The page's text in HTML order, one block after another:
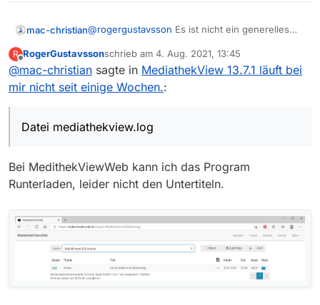
mac-christian@rogergustavsson Es ist nicht ein generelles
markierten Film (der Mindelheimer Klettersteig)
sowohl in der “niedrigen” wie auch in der
“höchsten” Auflösung runterladen. Es liegt also
nicht an MV und auch nicht am Sender.
Vermutlich hast du irgend einen Fehler in deinen
Einstellungen.
Gibt es - ausser der Meldung “fehlerharf” -
(die findest du im Ordner .mediathek3 in
R RogerGustavssonschrieb am 4. Aug. 2021, 13:45
zuletzt editiert von
@mac-christian sagte in MediathekView 13.7.1 läuft bei
mir nicht seit einige Wochen.:
Datei mediathekview.log
Bei MedithekViewWeb kann ich das Program
Runterladen, leider nicht den Untertiteln.